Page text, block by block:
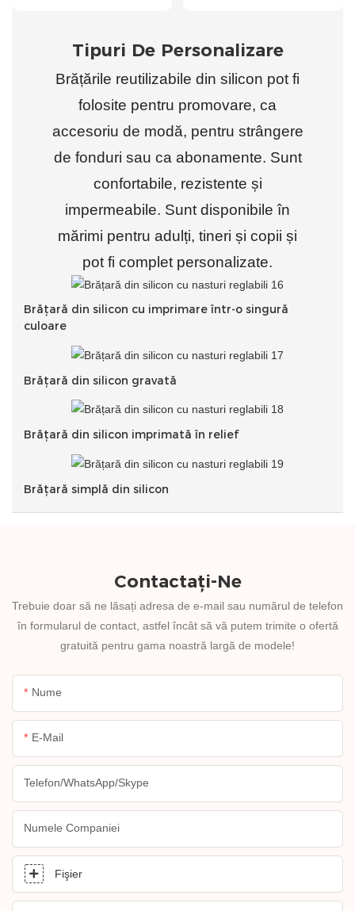
Tipuri De Personalizare
Brățările reutilizabile din silicon pot fi
folosite pentru promovare, ca
accesoriu de modă, pentru strângere
de fonduri sau ca abonamente. Sunt
confortabile, rezistente și
impermeabile. Sunt disponibile în
mărimi pentru adulți, tineri și copii și
pot fi complet personalizate.
Brățară din silicon cu imprimare într-o singură
culoare
Brățară din silicon gravată
Brățară din silicon imprimată în relief
Brățară simplă din silicon
Contactați-Ne
Trebuie doar să ne lăsați adresa de e-mail sau numărul de telefon
în formularul de contact, astfel încât să vă putem trimite o ofertă
gratuită pentru gama noastră largă de modele!
Nume
E-Mail
Telefon/WhatsApp/Skype
Numele Companiei
Fişier